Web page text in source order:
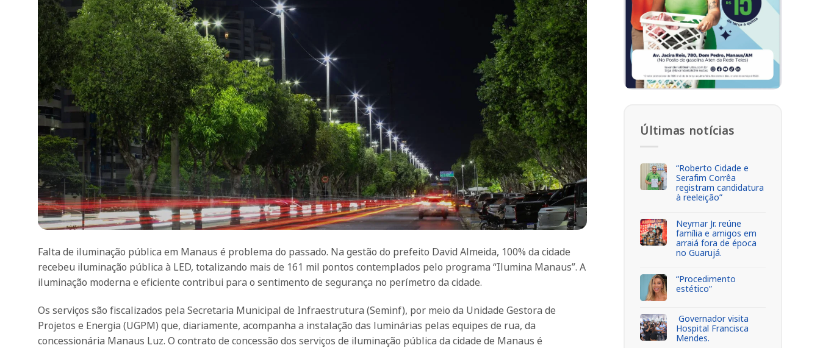
Falta de iluminação pública em Manaus é problema do passado. Na gestão do prefeito David Almeida, 100% da cidade
recebeu iluminação pública à LED, totalizando mais de 161 mil pontos contemplados pelo programa “Ilumina Manaus”. A
iluminação moderna e eficiente contribui para o sentimento de segurança no perímetro da cidade.
Os serviços são fiscalizados pela Secretaria Municipal de Infraestrutura (Seminf), por meio da Unidade Gestora de
Projetos e Energia (UGPM) que, diariamente, acompanha a instalação das luminárias pelas equipes de rua, da
concessionária Manaus Luz. O contrato de concessão dos serviços de iluminação pública da cidade de Manaus é
Últimas notícias
“Roberto Cidade e
Serafim Corrêa
registram candidatura
à reeleição”
Neymar Jr. reúne
família e amigos em
arraiá fora de época
no Guarujá.
“Procedimento
estético”
Governador visita
Hospital Francisca
Mendes.